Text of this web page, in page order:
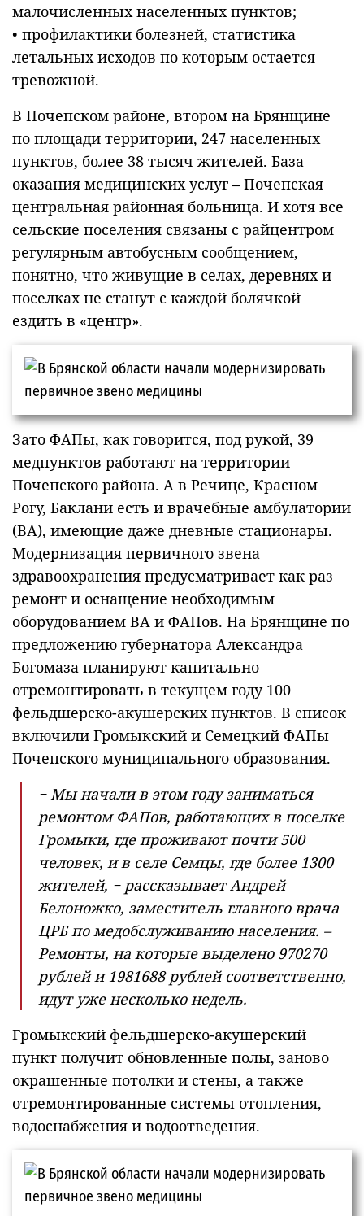
малочисленных населенных пунктов;
• профилактики болезней, статистика
летальных исходов по которым остается
тревожной.
В Почепском районе, втором на Брянщине
по площади территории, 247 населенных
пунктов, более 38 тысяч жителей. База
оказания медицинских услуг – Почепская
центральная районная больница. И хотя все
сельские поселения связаны с райцентром
регулярным автобусным сообщением,
понятно, что живущие в селах, деревнях и
поселках не станут с каждой болячкой
ездить в «центр».
Зато ФАПы, как говорится, под рукой, 39
медпунктов работают на территории
Почепского района. А в Речице, Красном
Рогу, Баклани есть и врачебные амбулатории
(ВА), имеющие даже дневные стационары.
Модернизация первичного звена
здравоохранения предусматривает как раз
ремонт и оснащение необходимым
оборудованием ВА и ФАПов. На Брянщине по
предложению губернатора Александра
Богомаза планируют капитально
отремонтировать в текущем году 100
фельдшерско-акушерских пунктов. В список
включили Громыкский и Семецкий ФАПы
Почепского муниципального образования.
− Мы начали в этом году заниматься
ремонтом ФАПов, работающих в поселке
Громыки, где проживают почти 500
человек, и в селе Семцы, где более 1300
жителей, − рассказывает Андрей
Белоножко, заместитель главного врача
ЦРБ по медобслуживанию населения. –
Ремонты, на которые выделено 970270
рублей и 1981688 рублей соответственно,
идут уже несколько недель.
Громыкский фельдшерско-акушерский
пункт получит обновленные полы, заново
окрашенные потолки и стены, а также
отремонтированные системы отопления,
водоснабжения и водоотведения.